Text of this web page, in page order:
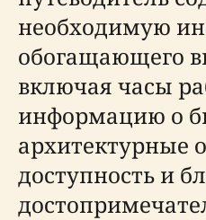
необходимую
обогащающего
включая часы
информацию о
архитектурные
доступность и